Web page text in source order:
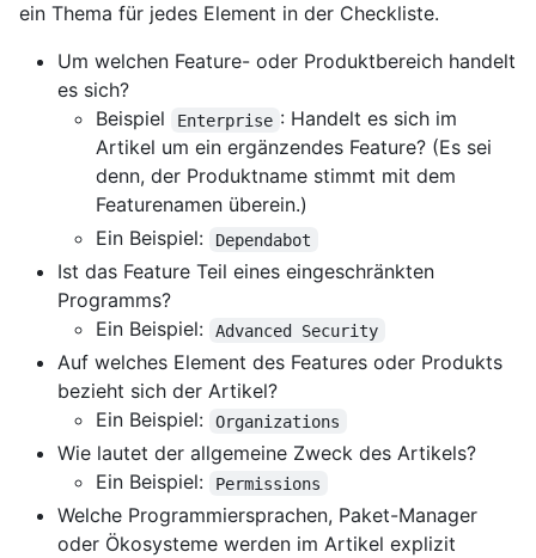
ein Thema für jedes Element in der Checkliste.
Um welchen Feature- oder Produktbereich handelt
es sich?
Beispiel
Enterprise : Handelt es sich im
Artikel um ein ergänzendes Feature? (Es sei
denn, der Produktname stimmt mit dem
Featurenamen überein.)
Ein Beispiel:
Dependabot
Ist das Feature Teil eines eingeschränkten
Programms?
Ein Beispiel:
Advanced Security
Auf welches Element des Features oder Produkts
bezieht sich der Artikel?
Ein Beispiel:
Organizations
Wie lautet der allgemeine Zweck des Artikels?
Ein Beispiel:
Permissions
Welche Programmiersprachen, Paket-Manager
oder Ökosysteme werden im Artikel explizit